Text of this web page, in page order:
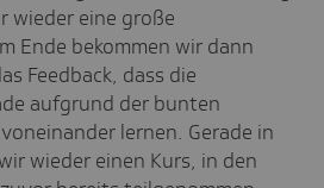
wieder eine große
Ende bekommen wir dann
Feedback, dass die
aufgrund der bunten
lernen. Gerade in
wieder einen Kurs, in den